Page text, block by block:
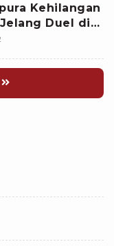
Kehilangan
Duel di